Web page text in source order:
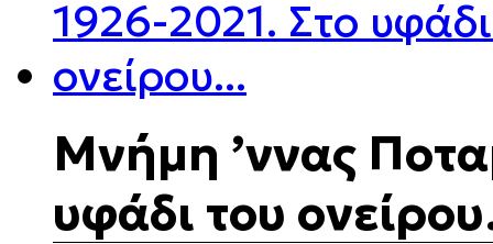
Μνήμη ’ννας
υφάδι του